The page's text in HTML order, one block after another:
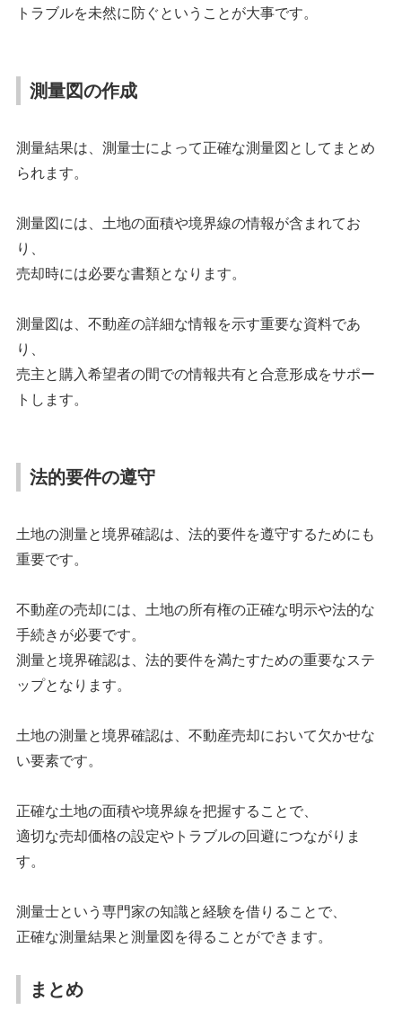
トラブルを未然に防ぐということが大事です。
測量図の作成
測量結果は、測量士によって正確な測量図としてまとめ
られます。
測量図には、土地の面積や境界線の情報が含まれてお
り、
売却時には必要な書類となります。
測量図は、不動産の詳細な情報を示す重要な資料であ
り、
売主と購入希望者の間での情報共有と合意形成をサポー
トします。
法的要件の遵守
土地の測量と境界確認は、法的要件を遵守するためにも
重要です。
不動産の売却には、土地の所有権の正確な明示や法的な
手続きが必要です。
測量と境界確認は、法的要件を満たすための重要なステ
ップとなります。
土地の測量と境界確認は、不動産売却において欠かせな
い要素です。
正確な土地の面積や境界線を把握することで、
適切な売却価格の設定やトラブルの回避につながりま
す。
測量士という専門家の知識と経験を借りることで、
正確な測量結果と測量図を得ることができます。
まとめ